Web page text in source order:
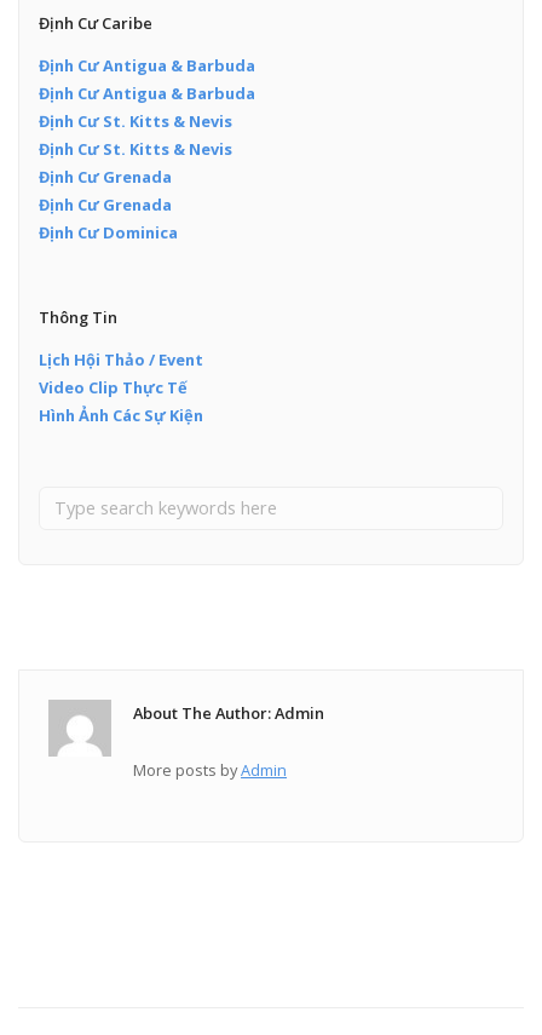
Định Cư Caribe
Định Cư Antigua & Barbuda
Định Cư Antigua & Barbuda
Định Cư St. Kitts & Nevis
Định Cư St. Kitts & Nevis
Định Cư Grenada
Định Cư Grenada
Định Cư Dominica
Thông Tin
Lịch Hội Thảo / Event
Video Clip Thực Tế
Hình Ảnh Các Sự Kiện
About The Author: Admin
More posts byAdmin